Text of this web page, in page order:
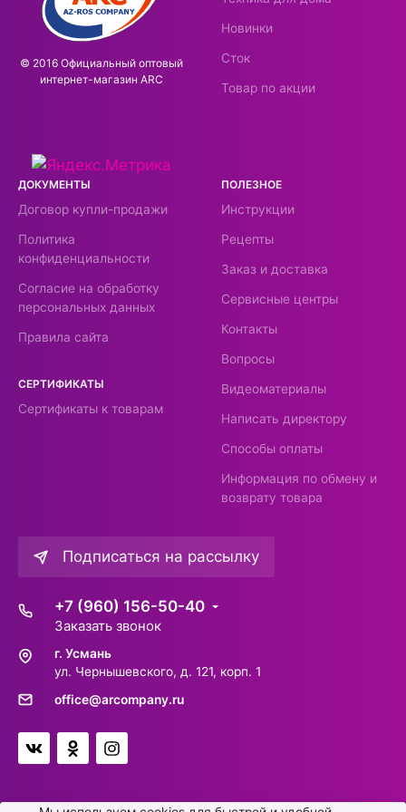
вам успешных покупок и всегда рады видеть
Вас в нашем магазине!
© 2016 Официальный оптовый
интернeт-магазин ARC
Новинки
Сток
Товар по акции
ДОКУМЕНТЫ
Договор купли-продажи
Политика
конфиденциальности
Согласие на обработку
персональных данных
Правила сайта
СЕРТИФИКАТЫ
Сертификаты к товарам
ПОЛЕЗНОЕ
Инструкции
Рецепты
Заказ и доставка
Сервисные центры
Контакты
Вопросы
Видеоматериалы
Написать директору
Способы оплаты
Информация по обмену и
возврату товара
Подписаться на рассылку
+7 (960) 156-50-40
Заказать звонок
г. Усмань
ул. Чернышевского, д. 121, корп. 1
office@arcompany.ru